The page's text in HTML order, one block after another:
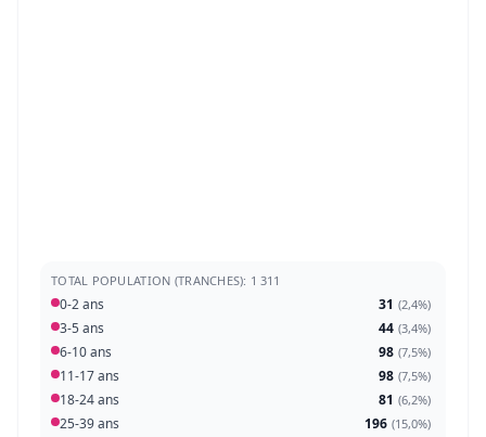
TOTAL POPULATION (TRANCHES): 1 311
0-2 ans 31 (2,4%)
3-5 ans 44 (3,4%)
6-10 ans 98 (7,5%)
11-17 ans 98 (7,5%)
18-24 ans 81 (6,2%)
25-39 ans 196 (15,0%)